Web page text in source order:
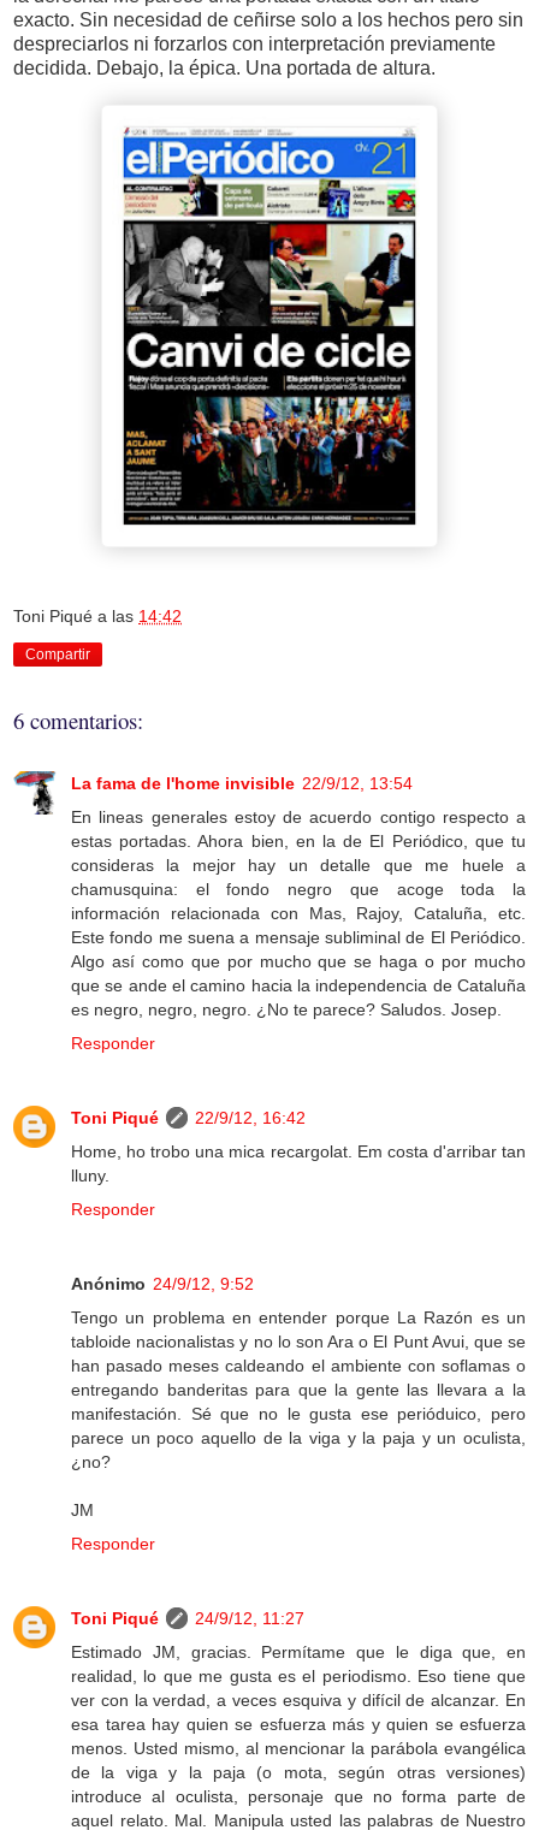
exacto. Sin necesidad de ceñirse solo a los hechos pero sin
despreciarlos ni forzarlos con interpretación previamente
decidida. Debajo, la épica. Una portada de altura.
Toni Piqué a las 14:42
Compartir
6 comentarios:
La fama de l'home invisible 22/9/12, 13:54
En lineas generales estoy de acuerdo contigo respecto a
estas portadas. Ahora bien, en la de El Periódico, que tu
consideras la mejor hay un detalle que me huele a
chamusquina: el fondo negro que acoge toda la
información relacionada con Mas, Rajoy, Cataluña, etc.
Este fondo me suena a mensaje subliminal de El Periódico.
Algo así como que por mucho que se haga o por mucho
que se ande el camino hacia la independencia de Cataluña
es negro, negro, negro. ¿No te parece? Saludos. Josep.
Responder
Toni Piqué
22/9/12, 16:42
Home, ho trobo una mica recargolat. Em costa d'arribar tan
lluny.
Responder
Anónimo 24/9/12, 9:52
Tengo un problema en entender porque La Razón es un
tabloide nacionalistas y no lo son Ara o El Punt Avui, que se
han pasado meses caldeando el ambiente con soflamas o
entregando banderitas para que la gente las llevara a la
manifestación. Sé que no le gusta ese perióduico, pero
parece un poco aquello de la viga y la paja y un oculista,
¿no?
JM
Responder
Toni Piqué
24/9/12, 11:27
Estimado JM, gracias. Permítame que le diga que, en
realidad, lo que me gusta es el periodismo. Eso tiene que
ver con la verdad, a veces esquiva y difícil de alcanzar. En
esa tarea hay quien se esfuerza más y quien se esfuerza
menos. Usted mismo, al mencionar la parábola evangélica
de la viga y la paja (o mota, según otras versiones)
introduce al oculista, personaje que no forma parte de
aquel relato. Mal. Manipula usted las palabras de Nuestro